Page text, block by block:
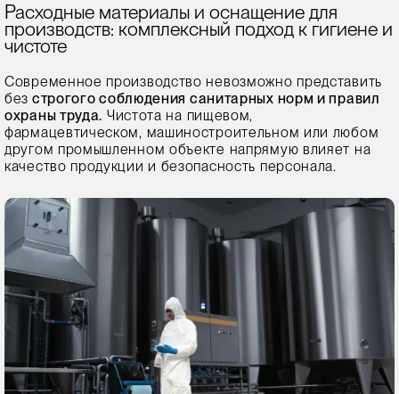
Расходные материалы и оснащение для
производств: комплексный подход к гигиене и
чистоте
Современное производство невозможно представить
без строгого соблюдения санитарных норм и правил
охраны труда. Чистота на пищевом,
фармацевтическом, машиностроительном или любом
другом промышленном объекте напрямую влияет на
качество продукции и безопасность персонала.